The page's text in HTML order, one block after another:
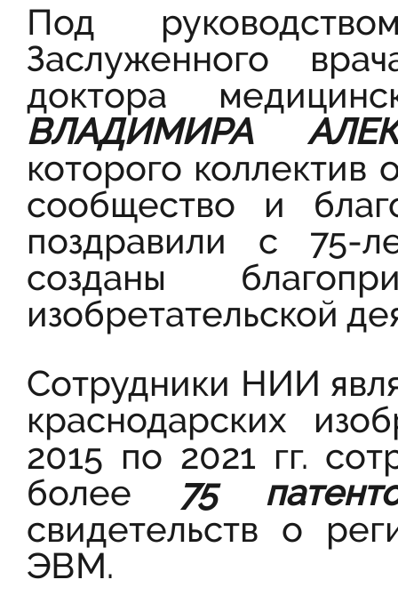
Под
Заслуженного
доктора
ВЛАДИМИРА
которого коллектив
сообщество и
поздравили с
созданы
изобретательской
Сотрудники НИИ
краснодарских
2015 по 2021 гг.
более
75
свидетельств о
ЭВМ.